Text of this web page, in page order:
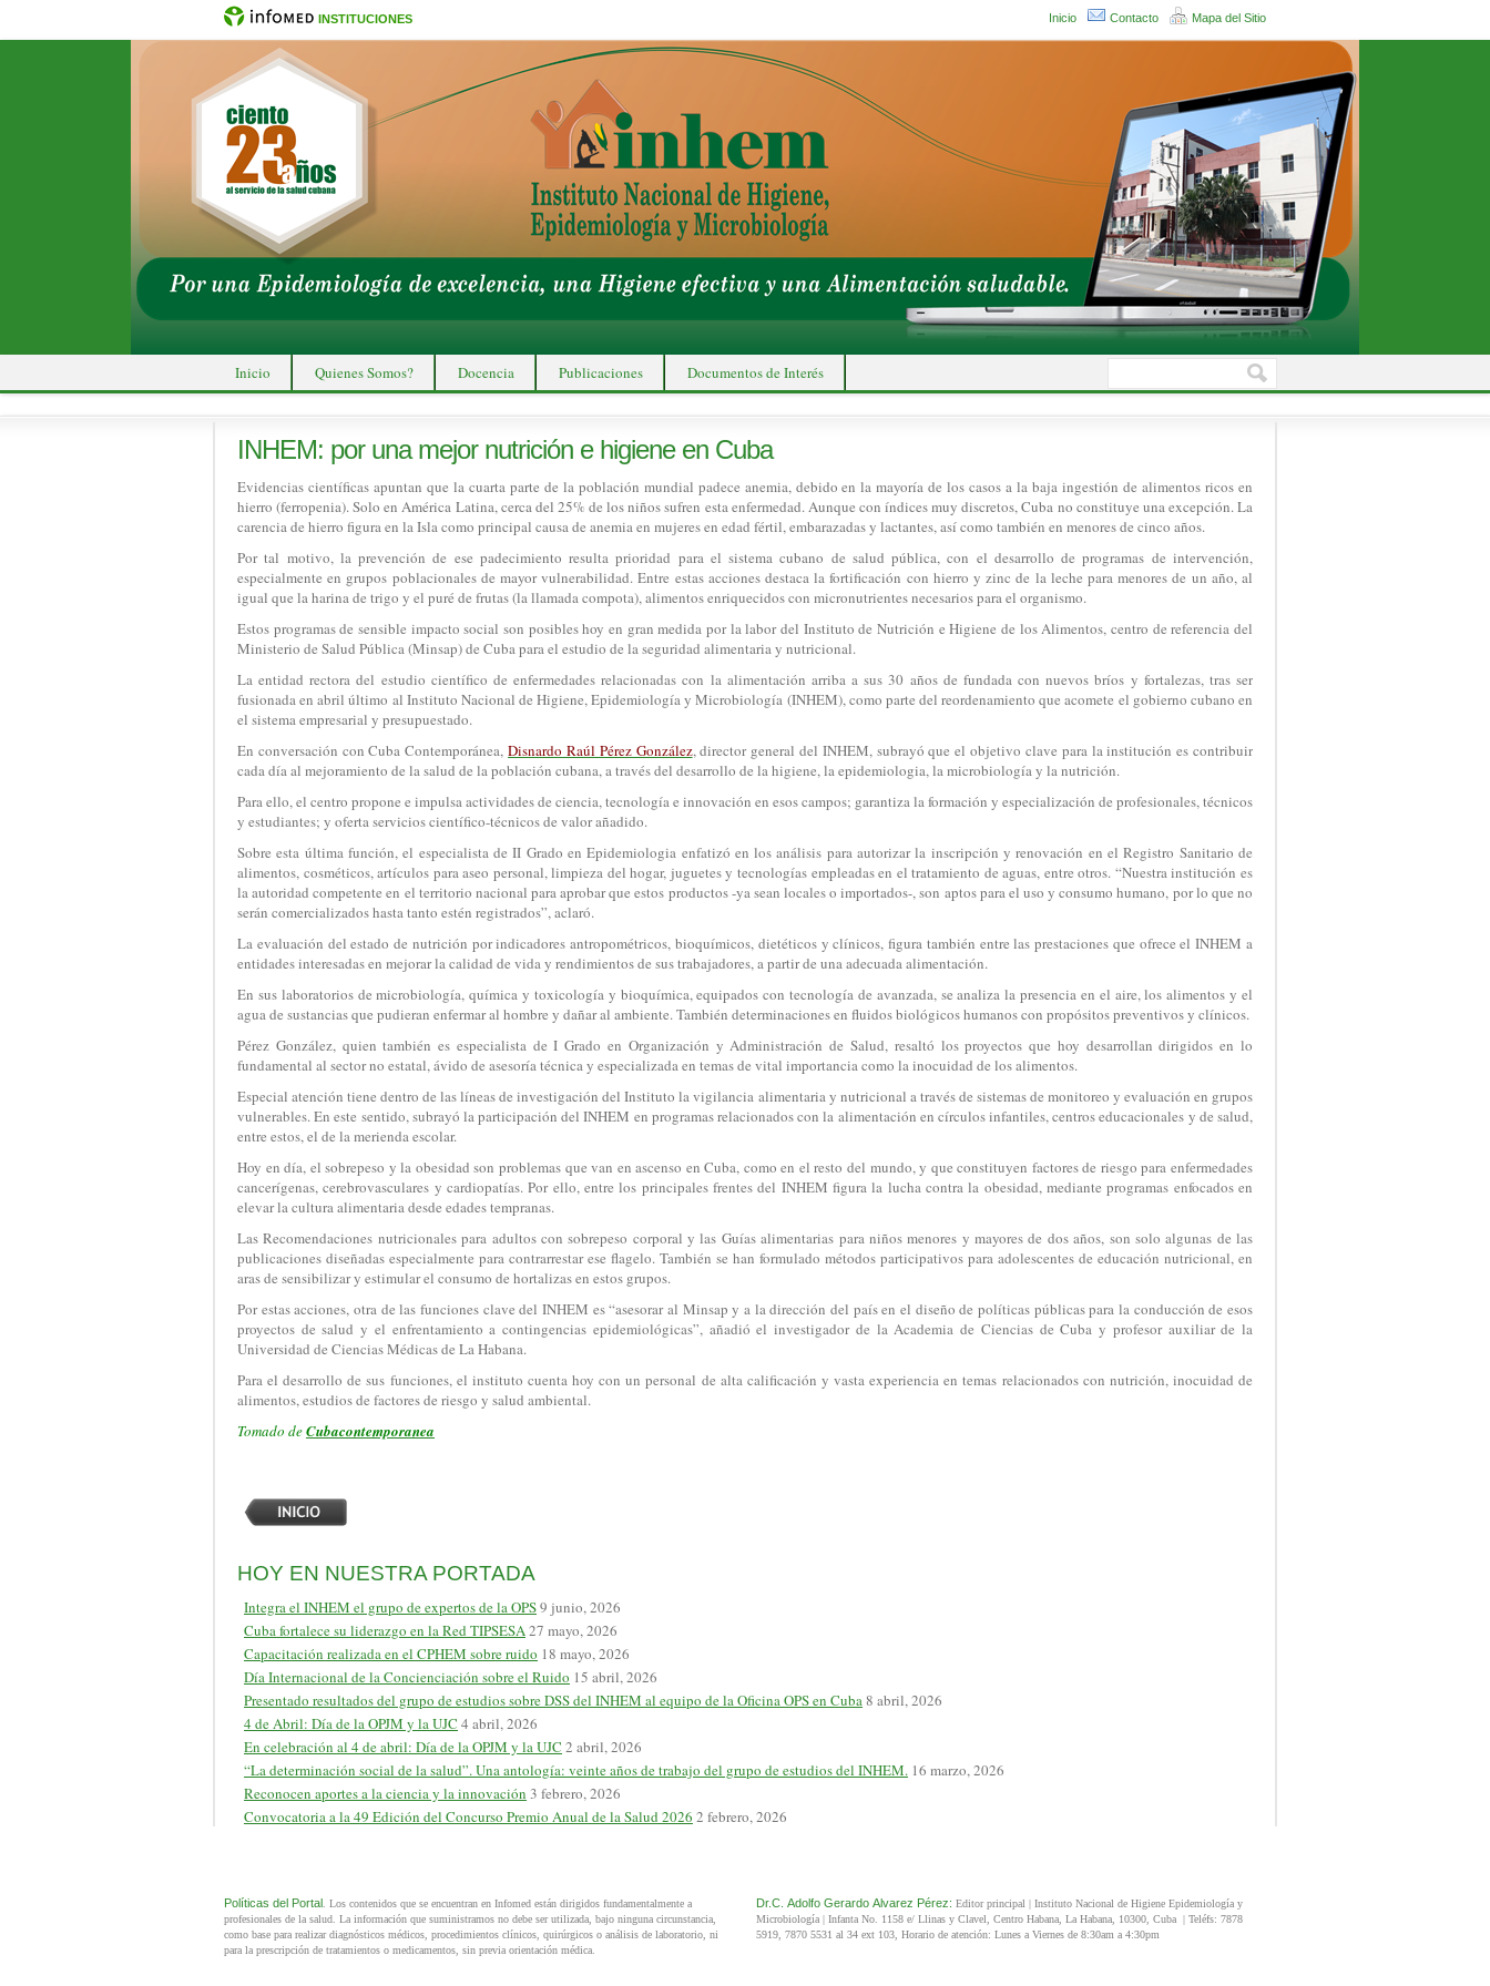
INSTITUCIONES Inicio Contacto Mapa del Sitio
Inicio Quienes Somos? Docencia Publicaciones Documentos de Interés
INHEM: por una mejor nutrición e higiene en Cuba
Evidencias científicas apuntan que la cuarta parte de la población mundial padece anemia, debido en la mayoría de los casos a la baja ingestión de alimentos ricos en
hierro (ferropenia). Solo en América Latina, cerca del 25% de los niños sufren esta enfermedad. Aunque con índices muy discretos, Cuba no constituye una excepción. La
carencia de hierro figura en la Isla como principal causa de anemia en mujeres en edad fértil, embarazadas y lactantes, así como también en menores de cinco años.
Por tal motivo, la prevención de ese padecimiento resulta prioridad para el sistema cubano de salud pública, con el desarrollo de programas de intervención,
especialmente en grupos poblacionales de mayor vulnerabilidad. Entre estas acciones destaca la fortificación con hierro y zinc de la leche para menores de un año, al
igual que la harina de trigo y el puré de frutas (la llamada compota), alimentos enriquecidos con micronutrientes necesarios para el organismo.
Estos programas de sensible impacto social son posibles hoy en gran medida por la labor del Instituto de Nutrición e Higiene de los Alimentos, centro de referencia del
Ministerio de Salud Pública (Minsap) de Cuba para el estudio de la seguridad alimentaria y nutricional.
La entidad rectora del estudio científico de enfermedades relacionadas con la alimentación arriba a sus 30 años de fundada con nuevos bríos y fortalezas, tras ser
fusionada en abril último al Instituto Nacional de Higiene, Epidemiología y Microbiología (INHEM), como parte del reordenamiento que acomete el gobierno cubano en
el sistema empresarial y presupuestado.
En conversación con Cuba Contemporánea,Disnardo Raúl Pérez González, director general del INHEM, subrayó que el objetivo clave para la institución es contribuir
cada día al mejoramiento de la salud de la población cubana, a través del desarrollo de la higiene, la epidemiologia, la microbiología y la nutrición.
Para ello, el centro propone e impulsa actividades de ciencia, tecnología e innovación en esos campos; garantiza la formación y especialización de profesionales, técnicos
y estudiantes; y oferta servicios científico-técnicos de valor añadido.
Sobre esta última función, el especialista de II Grado en Epidemiologia enfatizó en los análisis para autorizar la inscripción y renovación en el Registro Sanitario de
alimentos, cosméticos, artículos para aseo personal, limpieza del hogar, juguetes y tecnologías empleadas en el tratamiento de aguas, entre otros. “Nuestra institución es
la autoridad competente en el territorio nacional para aprobar que estos productos -ya sean locales o importados-, son aptos para el uso y consumo humano, por lo que no
serán comercializados hasta tanto estén registrados”, aclaró.
La evaluación del estado de nutrición por indicadores antropométricos, bioquímicos, dietéticos y clínicos, figura también entre las prestaciones que ofrece el INHEM a
entidades interesadas en mejorar la calidad de vida y rendimientos de sus trabajadores, a partir de una adecuada alimentación.
En sus laboratorios de microbiología, química y toxicología y bioquímica, equipados con tecnología de avanzada, se analiza la presencia en el aire, los alimentos y el
agua de sustancias que pudieran enfermar al hombre y dañar al ambiente. También determinaciones en fluidos biológicos humanos con propósitos preventivos y clínicos.
Pérez González, quien también es especialista de I Grado en Organización y Administración de Salud, resaltó los proyectos que hoy desarrollan dirigidos en lo
fundamental al sector no estatal, ávido de asesoría técnica y especializada en temas de vital importancia como la inocuidad de los alimentos.
Especial atención tiene dentro de las líneas de investigación del Instituto la vigilancia alimentaria y nutricional a través de sistemas de monitoreo y evaluación en grupos
vulnerables. En este sentido, subrayó la participación del INHEM en programas relacionados con la alimentación en círculos infantiles, centros educacionales y de salud,
entre estos, el de la merienda escolar.
Hoy en día, el sobrepeso y la obesidad son problemas que van en ascenso en Cuba, como en el resto del mundo, y que constituyen factores de riesgo para enfermedades
cancerígenas, cerebrovasculares y cardiopatías. Por ello, entre los principales frentes del INHEM figura la lucha contra la obesidad, mediante programas enfocados en
elevar la cultura alimentaria desde edades tempranas.
Las Recomendaciones nutricionales para adultos con sobrepeso corporal y las Guías alimentarias para niños menores y mayores de dos años, son solo algunas de las
publicaciones diseñadas especialmente para contrarrestar ese flagelo. También se han formulado métodos participativos para adolescentes de educación nutricional, en
aras de sensibilizar y estimular el consumo de hortalizas en estos grupos.
Por estas acciones, otra de las funciones clave del INHEM es “asesorar al Minsap y a la dirección del país en el diseño de políticas públicas para la conducción de esos
proyectos de salud y el enfrentamiento a contingencias epidemiológicas”, añadió el investigador de la Academia de Ciencias de Cuba y profesor auxiliar de la
Universidad de Ciencias Médicas de La Habana.
Para el desarrollo de sus funciones, el instituto cuenta hoy con un personal de alta calificación y vasta experiencia en temas relacionados con nutrición, inocuidad de
alimentos, estudios de factores de riesgo y salud ambiental.
Tomado deCubacontemporanea
HOY EN NUESTRA PORTADA
Integra el INHEM el grupo de expertos de la OPS9 junio, 2026
Cuba fortalece su liderazgo en la Red TIPSESA27 mayo, 2026
Capacitación realizada en el CPHEM sobre ruido 18 mayo, 2026
Día Internacional de la Concienciación sobre el Ruido 15 abril, 2026
Presentado resultados del grupo de estudios sobre DSS del INHEM al equipo de la Oficina OPS en Cuba8 abril, 2026
4 de Abril: Día de la OPJM y la UJC 4 abril, 2026
En celebración al 4 de abril: Día de la OPJM y la UJC 2 abril, 2026
“La determinación social de la salud”. Una antología: veinte años de trabajo del grupo de estudios del INHEM. 16 marzo, 2026
Reconocen aportes a la ciencia y la innovación 3 febrero, 2026
Convocatoria a la 49 Edición del Concurso Premio Anual de la Salud 2026 2 febrero, 2026
Políticas del Portal . Los contenidos que se encuentran en Infomed están dirigidos fundamentalmente a
profesionales de la salud. La información que suministramos no debe ser utilizada, bajo ninguna circunstancia,
como base para realizar diagnósticos médicos, procedimientos clínicos, quirúrgicos o análisis de laboratorio, ni
para la prescripción de tratamientos o medicamentos, sin previa orientación médica.
Dr.C. Adolfo Gerardo Alvarez Pérez: Editor principal | Instituto Nacional de Higiene Epidemiología y
Microbiología | Infanta No. 1158 e/ Llinas y Clavel, Centro Habana, La Habana, 10300, Cuba | Teléfs: 7878
5919, 7870 5531 al 34 ext 103, Horario de atención: Lunes a Viernes de 8:30am a 4:30pm